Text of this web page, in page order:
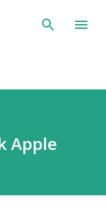
Apple